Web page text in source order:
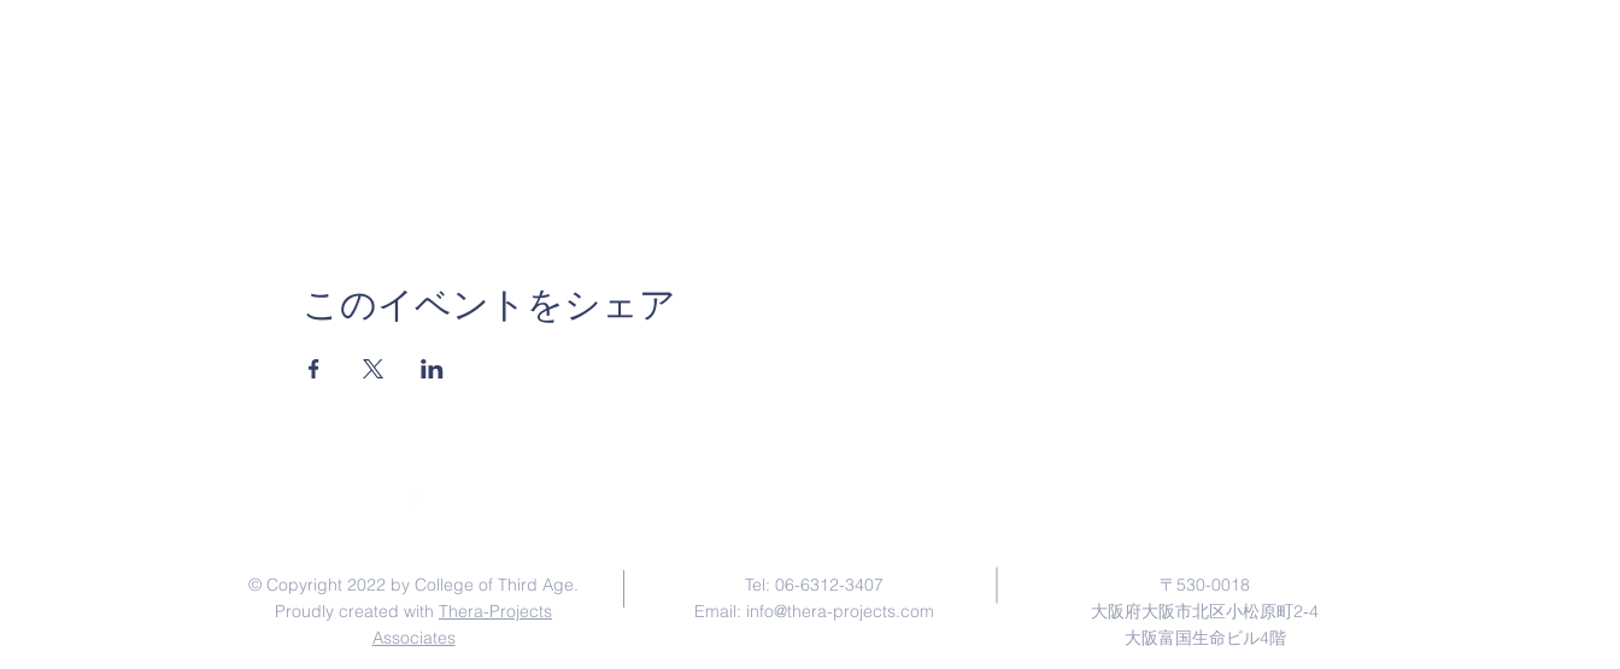
このイベントをシェア
© Copyright 2022 by College of Third Age.
Proudly created with Thera-Projects
Associates
Tel: 06-6312-3407
Email: info@thera-projects.com
〒530-0018
大阪府大阪市北区小松原町2‐4
​大阪富国生命ビル4階